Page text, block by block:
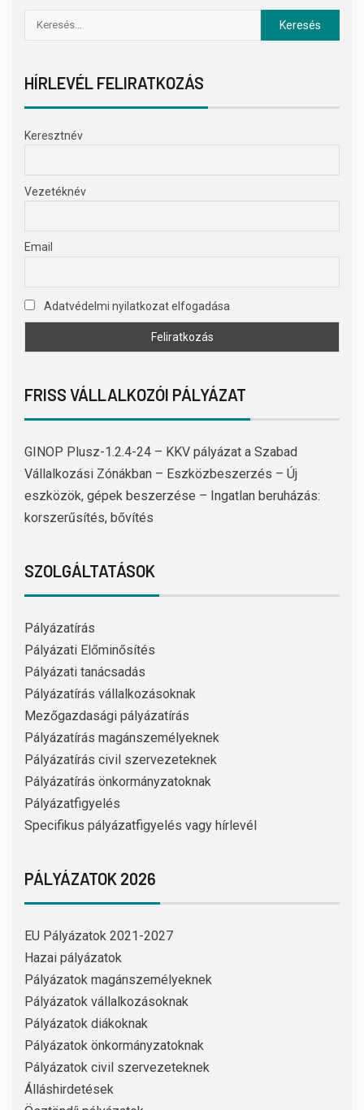
HÍRLEVÉL FELIRATKOZÁS
Keresztnév
Vezetéknév
Email
Adatvédelmi nyilatkozat elfogadása
FRISS VÁLLALKOZÓI PÁLYÁZAT
GINOP Plusz-1.2.4-24 – KKV pályázat a Szabad
Vállalkozási Zónákban – Eszközbeszerzés – Új
eszközök, gépek beszerzése – Ingatlan beruházás:
korszerűsítés, bővítés
SZOLGÁLTATÁSOK
Pályázatírás
Pályázati Előminősítés
Pályázati tanácsadás
Pályázatírás vállalkozásoknak
Mezőgazdasági pályázatírás
Pályázatírás magánszemélyeknek
Pályázatírás civil szervezeteknek
Pályázatírás önkormányzatoknak
Pályázatfigyelés
Specifikus pályázatfigyelés vagy hírlevél
PÁLYÁZATOK 2026
EU Pályázatok 2021-2027
Hazai pályázatok
Pályázatok magánszemélyeknek
Pályázatok vállalkozásoknak
Pályázatok diákoknak
Pályázatok önkormányzatoknak
Pályázatok civil szervezeteknek
Álláshirdetések